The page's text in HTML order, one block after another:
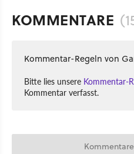
KOMMENTARE
Kommentar-Regeln von
Bitte lies unsere Kommentar-
Kommentar verfasst.